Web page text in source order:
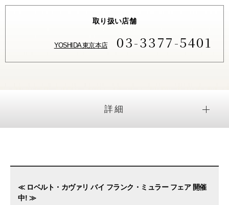
取り扱い店舗
YOSHIDA 東京本店 03-3377-5401
詳細
≪ ロベルト・カヴァリ バイ フランク・ミュラー フェア 開催
中! ≫